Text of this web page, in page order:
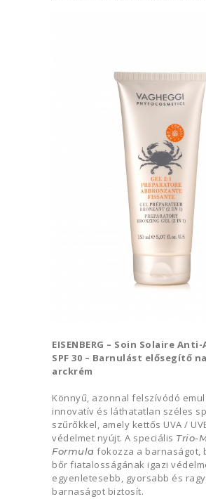
EISENBERG – Soin Solaire
SPF 30 – Barnulást elősegítő
arckrém
Könnyű, azonnal felszívódó
innovatív és láthatatlan széles
szűrőkkel, amely kettős UVA /
védelmet nyújt. A speciális Trio-
Formula fokozza a barnaságot,
bőr fiatalosságának igazi
egyenletesebb, gyorsabb és
barnaságot biztosít.